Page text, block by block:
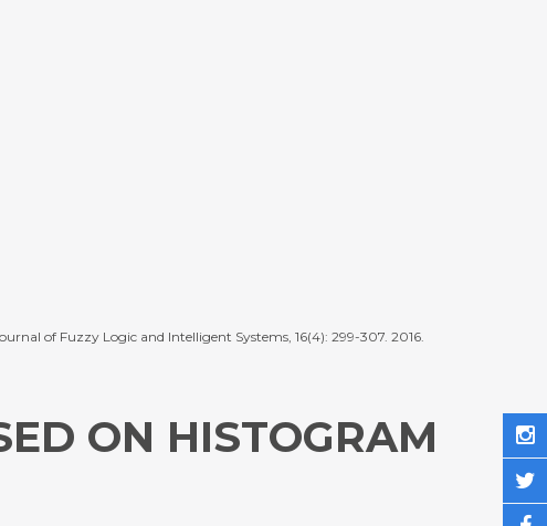
of Fuzzy Logic and Intelligent Systems, 16(4): 299-307. 2016.
ON HISTOGRAM